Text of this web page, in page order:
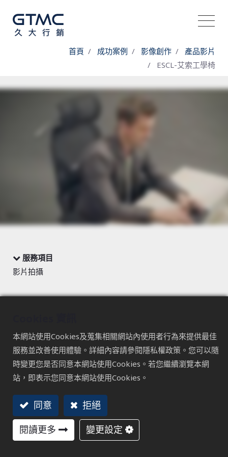
首頁 成功案例 影像創作
產品影片
ESCL-艾索工學椅
服務項目
影片拍攝
透過艾索工學椅的產品影片，全面了解我們產品的特性和操
作方式，運用高畫質的影像攝影，近距離捕捉椅子的材質質
感，讓消費者深入感受每一處細節。
這款椅子不僅具備人體工學設計，更融合了時尚與功能性。
透過影片，我們將展示其舒適性、耐用性和美觀性，讓您在
選購椅子時能夠有更清晰的了解。
本網站使用Cookies及蒐集相關網站內使用者行為來提供最佳
服務並改善使用體驗。詳細內容請參閱隱私權政策。您可以隨
時變更您是否同意本網站使用Cookies。若您繼續瀏覽本網
站，即表示您同意本網站使用Cookies。
同意
拒絕
閱讀更多
變更設定